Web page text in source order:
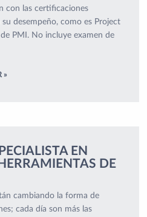
con las certificaciones
desempeño, como es Project
PMI. No incluye examen de
»
EN
DE
cambiando la forma de
cada día son más las